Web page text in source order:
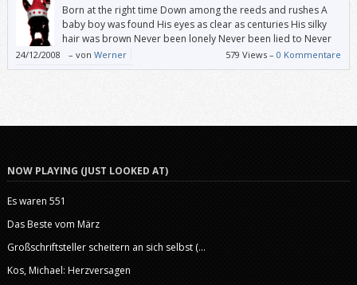
Born at the right time Down among the reeds and rushes A
baby boy was found His eyes as clear as centuries His silky
hair was brown Never been lonely Never been lied to Never
had to scuffle in fear Nothing denied to Born at the instant
The church bells chime And the whole world […]
24/12/2008 – von Werner 579 Views –0 Kommentare
NOW PLAYING (JUST LOOKED AT)
Es waren 551
Das Beste vom März
Großschriftsteller scheitern an sich selbst (...
Kos, Michael: Herzversagen